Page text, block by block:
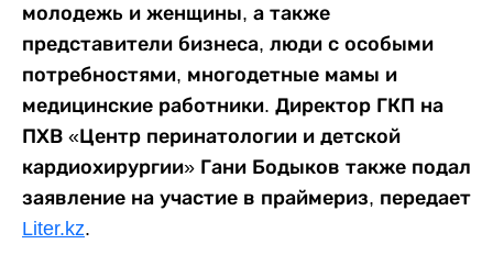
молодежь и женщины, а также
представители бизнеса, люди с особыми
потребностями, многодетные мамы и
медицинские работники. Директор ГКП на
ПХВ «Центр перинатологии и детской
кардиохирургии» Гани Бодыков также подал
заявление на участие в праймериз, передает
Liter.kz.